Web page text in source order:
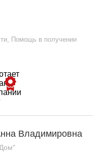
Помощь в получении
Владимировна